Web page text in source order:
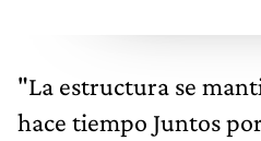
"La estructura se
hace tiempo Juntos